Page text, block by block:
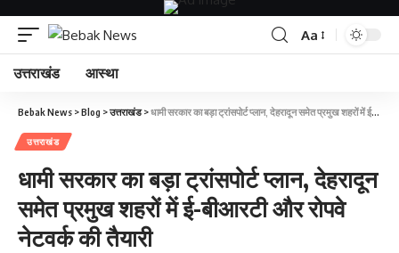
Aa
उत्तराखंड आस्था
Bebak News >Blog >उत्तराखंड>धामी सरकार का बड़ा ट्रांसपोर्ट प्लान, देहरादून समेत प्रमुख शहरों में ई-बीआरटी और रोपवे नेटवर्क की तैयारी
उत्तराखंड
धामी सरकार का बड़ा ट्रांसपोर्ट प्लान, देहरादून
समेत प्रमुख शहरों में ई-बीआरटी और रोपवे
नेटवर्क की तैयारी